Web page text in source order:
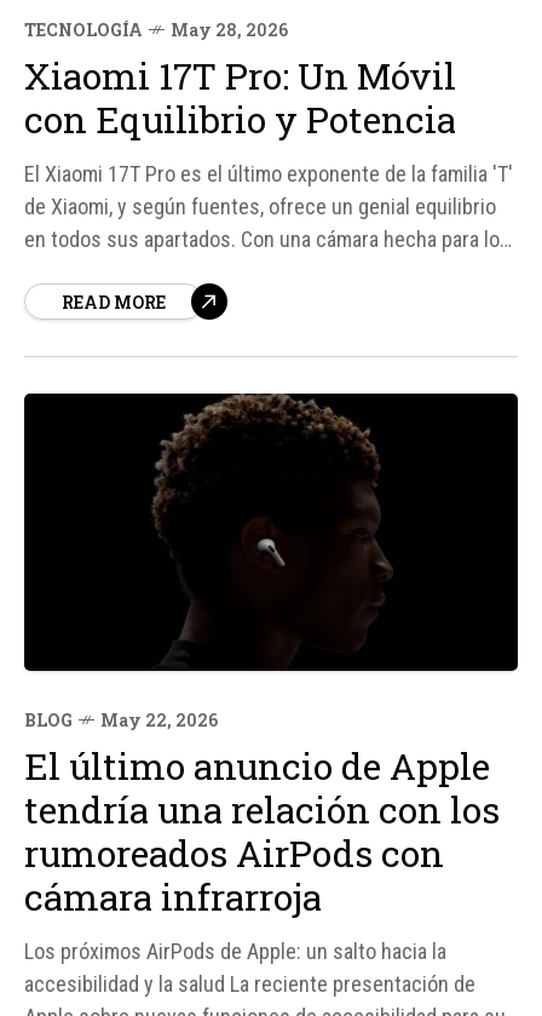
TECNOLOGÍA May 28, 2026
Xiaomi 17T Pro: Un Móvil
con Equilibrio y Potencia
El Xiaomi 17T Pro es el último exponente de la familia 'T'
de Xiaomi, y según fuentes, ofrece un genial equilibrio
en todos sus apartados. Con una cámara hecha para los
agotar en un fin de semana con mucho uso, este móvil
READ MORE
BLOG May 22, 2026
El último anuncio de Apple
tendría una relación con los
rumoreados AirPods con
cámara infrarroja
Los próximos AirPods de Apple: un salto hacia la
accesibilidad y la salud La reciente presentación de